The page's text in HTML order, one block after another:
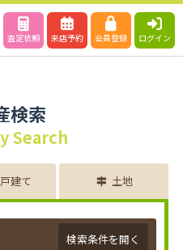
査定依頼 来店予約 会員登録 ログイン
検索
Search
建て 土地
検索条件を開く